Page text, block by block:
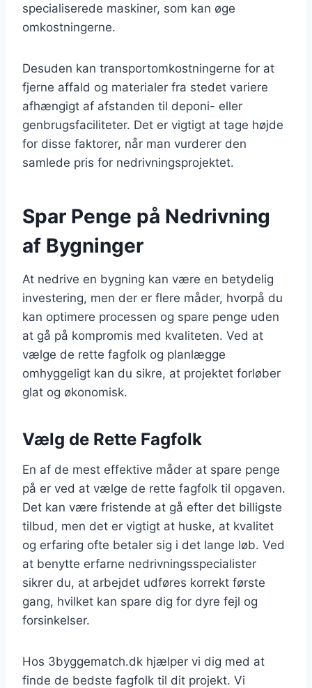
specialiserede maskiner, som kan øge
omkostningerne.
Desuden kan transportomkostningerne for at
fjerne affald og materialer fra stedet variere
afhængigt af afstanden til deponi- eller
genbrugsfaciliteter. Det er vigtigt at tage højde
for disse faktorer, når man vurderer den
samlede pris for nedrivningsprojektet.
Spar Penge på Nedrivning
af Bygninger
At nedrive en bygning kan være en betydelig
investering, men der er flere måder, hvorpå du
kan optimere processen og spare penge uden
at gå på kompromis med kvaliteten. Ved at
vælge de rette fagfolk og planlægge
omhyggeligt kan du sikre, at projektet forløber
glat og økonomisk.
Vælg de Rette Fagfolk
En af de mest effektive måder at spare penge
på er ved at vælge de rette fagfolk til opgaven.
Det kan være fristende at gå efter det billigste
tilbud, men det er vigtigt at huske, at kvalitet
og erfaring ofte betaler sig i det lange løb. Ved
at benytte erfarne nedrivningsspecialister
sikrer du, at arbejdet udføres korrekt første
gang, hvilket kan spare dig for dyre fejl og
forsinkelser.
Hos 3byggematch.dk hjælper vi dig med at
finde de bedste fagfolk til dit projekt. Vi